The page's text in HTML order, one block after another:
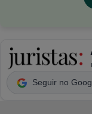
Seguir no